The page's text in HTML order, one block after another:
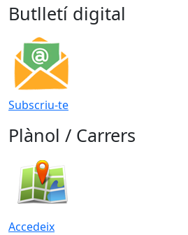
Butlletí digital
Subscriu-te
Plànol / Carrers
Accedeix